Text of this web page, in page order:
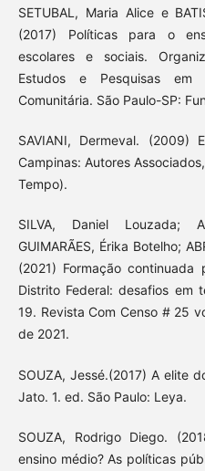
SETUBAL, Maria Alice e
(2017) Políticas para o
escolares e sociais.
Estudos e Pesquisas em
Comunitária. São Paulo-SP:
SAVIANI, Dermeval. (2009)
Campinas: Autores
Tempo).
SILVA, Daniel Louzada;
GUIMARÃES, Érika Botelho;
(2021) Formação
Distrito Federal: desafios em
19. Revista Com Censo # 25
de 2021.
SOUZA, Jessé.(2017) A elite
Jato. 1. ed. São Paulo: Leya.
SOUZA, Rodrigo Diego.
ensino médio? As políticas